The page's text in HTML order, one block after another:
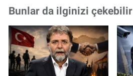
Bunlar da ilginizi çekebilir